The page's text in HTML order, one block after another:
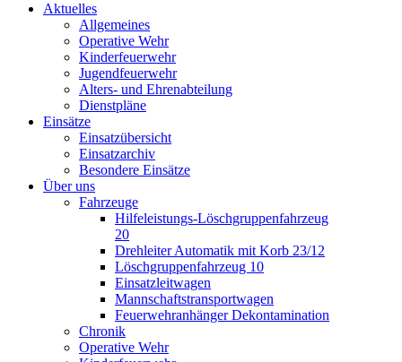
Aktuelles
Allgemeines
Operative Wehr
Kinderfeuerwehr
Jugendfeuerwehr
Alters- und Ehrenabteilung
Dienstpläne
Einsätze
Einsatzübersicht
Einsatzarchiv
Besondere Einsätze
Über uns
Fahrzeuge
Hilfeleistungs-Löschgruppenfahrzeug
20
Drehleiter Automatik mit Korb 23/12
Löschgruppenfahrzeug 10
Einsatzleitwagen
Mannschaftstransportwagen
Feuerwehranhänger Dekontamination
Chronik
Operative Wehr